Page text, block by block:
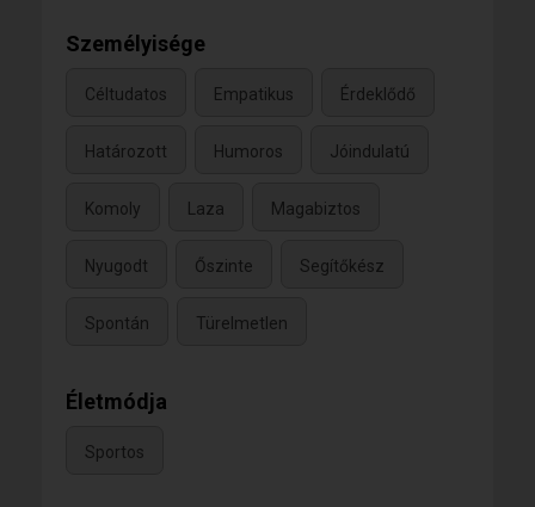
Személyisége
Céltudatos Empatikus Érdeklődő
Határozott Humoros Jóindulatú
Komoly Laza Magabiztos
Nyugodt Őszinte Segítőkész
Spontán Türelmetlen
Életmódja
Sportos